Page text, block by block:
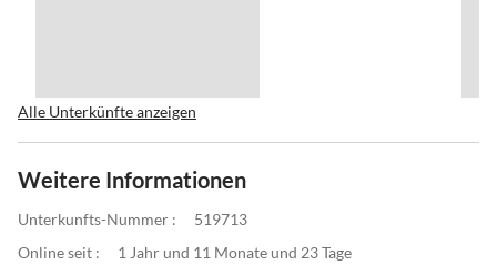
Alle Unterkünfte anzeigen
Weitere Informationen
Unterkunfts-Nummer :
519713
Online seit :
1 Jahr und 11 Monate und 23 Tage